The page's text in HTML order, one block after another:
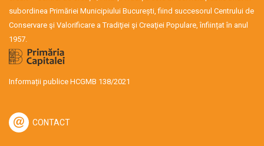
subordinea Primăriei Municipiului București, fiind succesorul Centrului de
Conservare şi Valorificare a Tradiţiei şi Creaţiei Populare, înființat în anul
1957.
Informații publice HCGMB 138/2021
CONTACT